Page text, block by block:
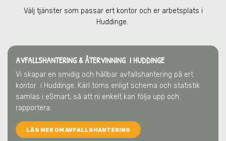
Välj tjänster som passar ert kontor och er arbetsplats i
Huddinge.
AVFALLSHANTERING & ÅTERVINNING I HUDDINGE
Vi skapar en smidig och hållbar avfallshantering på ert
kontor i Huddinge. Kärl töms enligt schema och statistik
samlas i eSmart, så att ni enkelt kan följa upp och
rapportera.
LÄS MER OM AVFALLSHANTERING